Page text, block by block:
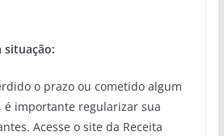
situação:
o prazo ou cometido algum
é importante regularizar sua
Acesse o site da Receita